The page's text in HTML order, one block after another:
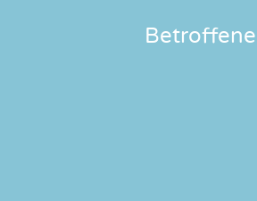
Betroffene